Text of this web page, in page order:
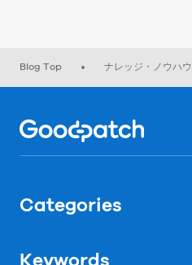
Blog Top ナレッジ・ノウハウ
Categories